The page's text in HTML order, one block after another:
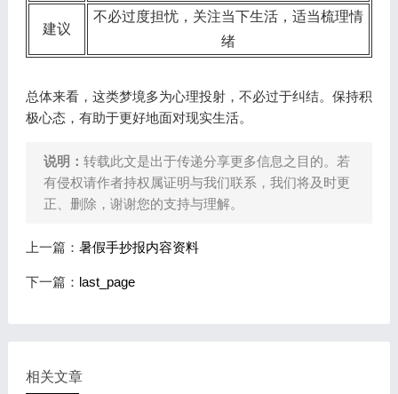
建议
不必过度担忧，关注当下生活，适当梳理情
绪
总体来看，这类梦境多为心理投射，不必过于纠结。保持积
极心态，有助于更好地面对现实生活。
说明： 转载此文是出于传递分享更多信息之目的。若
有侵权请作者持权属证明与我们联系，我们将及时更
正、删除，谢谢您的支持与理解。
上一篇： 暑假手抄报内容资料
下一篇： last_page
相关文章